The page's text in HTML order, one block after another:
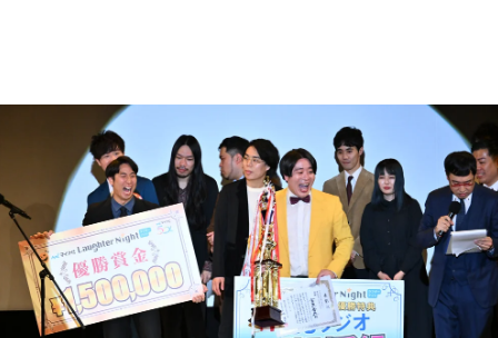
TBS Podcast
お知らせ
イベント・グッズ
YouTube
会社情報